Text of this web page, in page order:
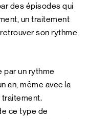
des épisodes qui
un traitement
son rythme
par un rythme
an, même avec la
traitement.
ce type de